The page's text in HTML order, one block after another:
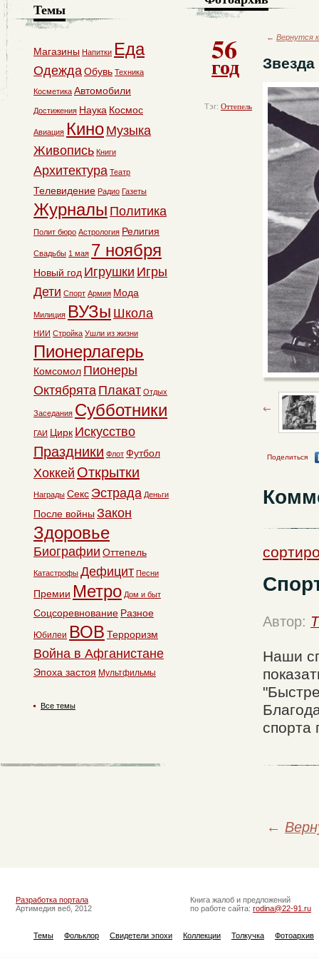
56
год
Тэг: Оттепель
← Вернутся
Поделиться
Автор:
Наши
спорта
←
Темы
Магазины Напитки Еда
ОдеждаОбувь Техника
Косметика Автомобили
Достижения Наука Космос
Авиация Кино Музыка
Живопись Книги
Архитектура Театр
Телевидение Радио Газеты
Журналы Политика
Полит бюро Астрология Религия
Свадьбы 1 мая 7 ноября
Новый год Игрушки Игры
Дети Спорт Армия Мода
Милиция ВУЗы Школа
НИИ Стройка Ушли из жизни
Пионерлагерь
Комсомол Пионеры
Октябрята Плакат Отдых
Заседания Субботники
ГАИ Цирк Искусство
Праздники Флот Футбол
Хоккей Открытки
Награды Секс Эстрада Деньги
После войны Закон
Здоровье
Биографии Оттепель
Катастрофы Дефицит Песни
Премии Метро Дом и быт
Соцсоревнование Разное
Юбилеи ВОВ Терроризм
Война в Афганистане
Эпоха застоя Мультфильмы
Все темы
Разработка портала
Артимедия веб, 2012
Книга жалоб и предложений
по работе сайта: rodina@22-91.ru
Темы Фольклор Свидетели эпохи Коллекции Толкучка Фотоархив